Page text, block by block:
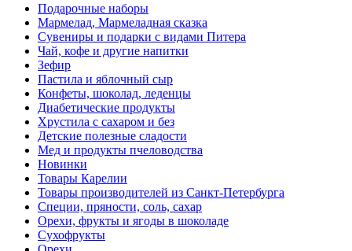
Подарочные наборы
Мармелад, Мармеладная сказка
Сувениры и подарки с видами Питера
Чай, кофе и другие напитки
Зефир
Пастила и яблочный сыр
Конфеты, шоколад, леденцы
Диабетические продукты
Хрустила с сахаром и без
Детские полезные сладости
Мед и продукты пчеловодства
Новинки
Товары Карелии
Товары производителей из Санкт-Петербурга
Специи, пряности, соль, сахар
Орехи, фрукты и ягоды в шоколаде
Сухофрукты